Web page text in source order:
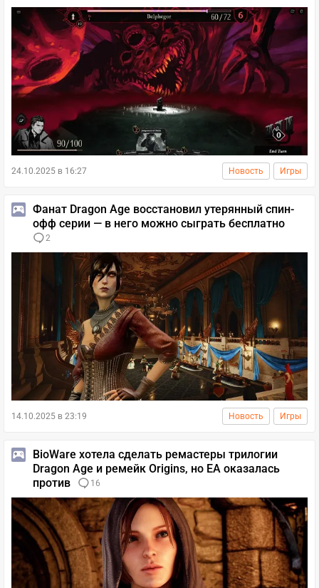
24.10.2025 в 16:27 Новость Игры
Фанат Dragon Age восстановил утерянный спин-
офф серии — в него можно сыграть бесплатно
2
14.10.2025 в 23:19 Новость Игры
BioWare хотела сделать ремастеры трилогии
Dragon Age и ремейк Origins, но EA оказалась
против
16